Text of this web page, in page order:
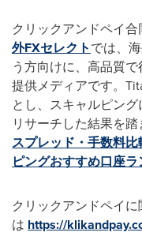
クリックアンドペイ
外FXセレクトでは、
う方向けに、高品質
提供メディアです。
とし、スキャルピン
リサーチした結果を
スプレッド・手数料
ピングおすすめ口座
クリックアンドペイ
は https://